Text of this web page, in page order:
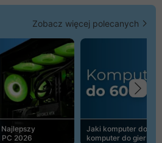
Zobacz więcej polecanych
2026
Jaki komputer do
komputer do gier |